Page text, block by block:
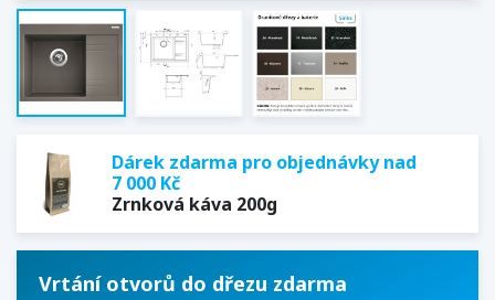
Dárek zdarma pro objednávky nad
7 000 Kč
Zrnková káva 200g
Vrtání otvorů do dřezu zdarma